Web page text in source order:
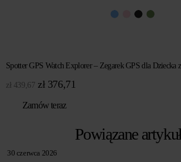
Spotter GPS Watch Explorer – Zegarek GPS dla Dziecka
zł 439,67 Pierwotna
wynosiła:
zł376,71
Zamów teraz
Powiązane
30 czerwca 2026